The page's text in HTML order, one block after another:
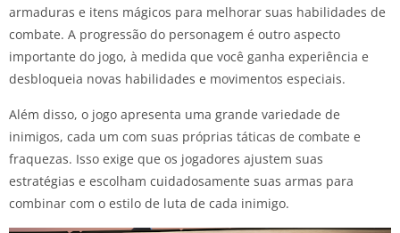
armaduras e itens mágicos para melhorar suas habilidades de
combate. A progressão do personagem é outro aspecto
importante do jogo, à medida que você ganha experiência e
desbloqueia novas habilidades e movimentos especiais.
Além disso, o jogo apresenta uma grande variedade de
inimigos, cada um com suas próprias táticas de combate e
fraquezas. Isso exige que os jogadores ajustem suas
estratégias e escolham cuidadosamente suas armas para
combinar com o estilo de luta de cada inimigo.